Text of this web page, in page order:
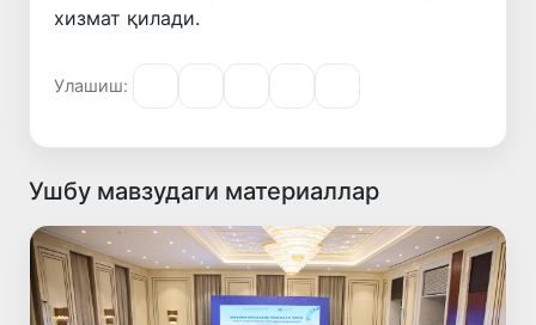
хизмат қилади.
Улашиш:
Ушбу мавзудаги материаллар